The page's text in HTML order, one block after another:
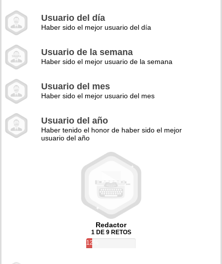
Usuario del día
Haber sido el mejor usuario del día
Usuario de la semana
Haber sido el mejor usuario de la semana
Usuario del mes
Haber sido el mejor usuario del mes
Usuario del año
Haber tenido el honor de haber sido el mejor
usuario del año
Redactor
1 DE 9 RETOS
12%